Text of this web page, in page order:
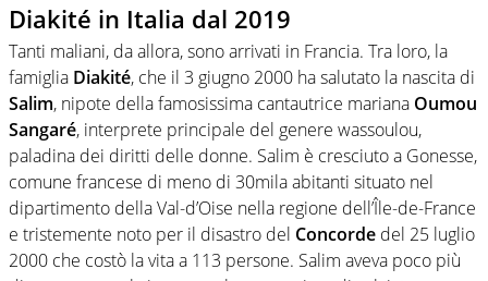
Diakité in Italia dal 2019
Tanti maliani, da allora, sono arrivati in Francia. Tra loro, la
famiglia Diakité, che il 3 giugno 2000 ha salutato la nascita di
Salim, nipote della famosissima cantautrice mariana Oumou
Sangaré, interprete principale del genere wassoulou,
paladina dei diritti delle donne. Salim è cresciuto a Gonesse,
comune francese di meno di 30mila abitanti situato nel
dipartimento della Val-d’Oise nella regione dell’Île-de-France
e tristemente noto per il disastro del Concorde del 25 luglio
2000 che costò la vita a 113 persone. Salim aveva poco più